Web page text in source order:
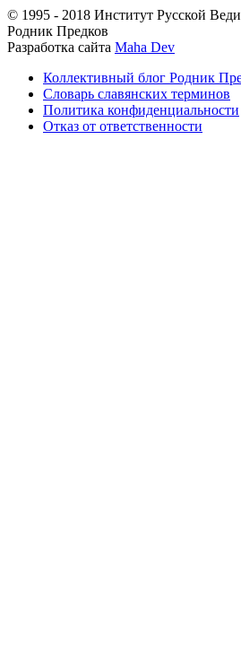
© 1995 - 2018 Институт Русской
Родник Предков
Разработка сайта Maha Dev
Коллективный блог Родник
Словарь славянских терминов
Политика конфиденциальности
Отказ от ответственности